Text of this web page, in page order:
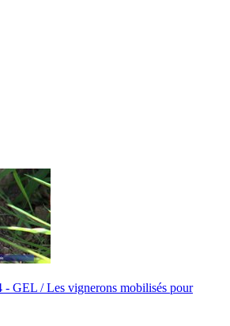
- GEL / Les vignerons mobilisés pour